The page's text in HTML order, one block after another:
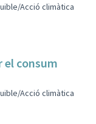
Acció climàtica
el consum
Acció climàtica